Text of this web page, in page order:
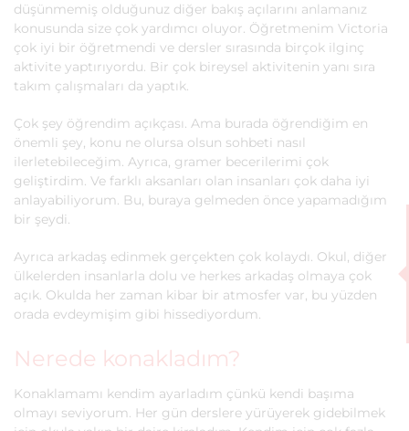
düşünmemiş olduğunuz diğer bakış açılarını anlamanız
konusunda size çok yardımcı oluyor. Öğretmenim Victoria
çok iyi bir öğretmendi ve dersler sırasında birçok ilginç
aktivite yaptırıyordu. Bir çok bireysel aktivitenin yanı sıra
takım çalışmaları da yaptık.
Çok şey öğrendim açıkçası. Ama burada öğrendiğim en
önemli şey, konu ne olursa olsun sohbeti nasıl
ilerletebileceğim. Ayrıca, gramer becerilerimi çok
geliştirdim. Ve farklı aksanları olan insanları çok daha iyi
anlayabiliyorum. Bu, buraya gelmeden önce yapamadığım
bir şeydi.
Ayrıca arkadaş edinmek gerçekten çok kolaydı. Okul, diğer
ülkelerden insanlarla dolu ve herkes arkadaş olmaya çok
açık. Okulda her zaman kibar bir atmosfer var, bu yüzden
orada evdeymişim gibi hissediyordum.
Nerede konakladım?
Konaklamamı kendim ayarladım çünkü kendi başıma
olmayı seviyorum. Her gün derslere yürüyerek gidebilmek